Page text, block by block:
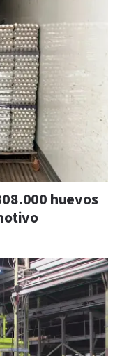
huevos